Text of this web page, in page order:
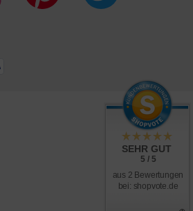
SEHR GUT
5 / 5
aus 2 Bewertungen
bei: shopvote.de